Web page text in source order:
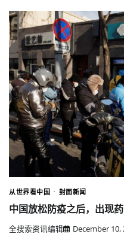
从世界看中国 封面新闻
中国放松防疫之后，出现
全搜索资讯编辑 December 10,